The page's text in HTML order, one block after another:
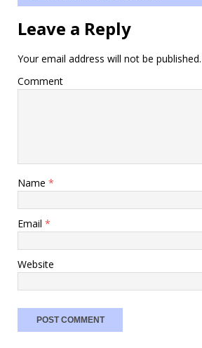
Leave a Reply
Your email address will not be published.
Comment
Name *
Email *
Website